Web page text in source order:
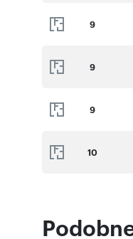
9
9
9
10